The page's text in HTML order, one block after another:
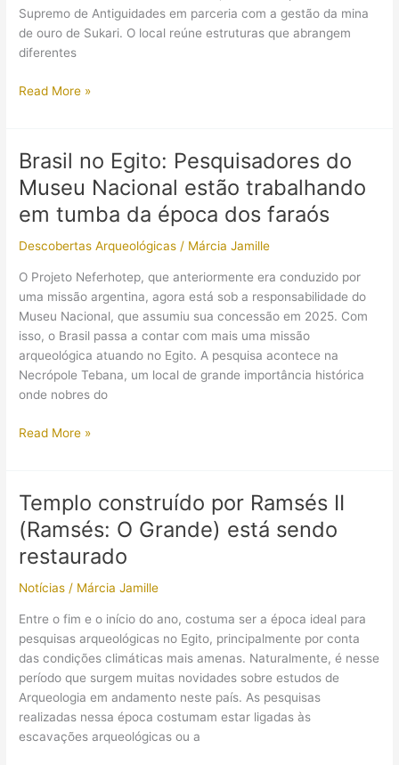
Supremo de Antiguidades em parceria com a gestão da mina
de ouro de Sukari. O local reúne estruturas que abrangem
diferentes
Arqueólogos
mineiros
com
instalações
completas
de
de
ouro
no
Egito
Read More »
Brasil no Egito: Pesquisadores do
Museu Nacional estão trabalhando
em tumba da época dos faraós
Descobertas Arqueológicas / Márcia Jamille
O Projeto Neferhotep, que anteriormente era conduzido por
uma missão argentina, agora está sob a responsabilidade do
Museu Nacional, que assumiu sua concessão em 2025. Com
isso, o Brasil passa a contar com mais uma missão
arqueológica atuando no Egito. A pesquisa acontece na
Necrópole Tebana, um local de grande importância histórica
onde nobres do
Brasil
do
Museu
Nacional
estão
trabalhando
tumba
da
época
dos
faraós
Read More »
Templo construído por Ramsés II
(Ramsés: O Grande) está sendo
restaurado
Notícias / Márcia Jamille
Entre o fim e o início do ano, costuma ser a época ideal para
pesquisas arqueológicas no Egito, principalmente por conta
das condições climáticas mais amenas. Naturalmente, é nesse
período que surgem muitas novidades sobre estudos de
Arqueologia em andamento neste país. As pesquisas
realizadas nessa época costumam estar ligadas às
escavações arqueológicas ou a